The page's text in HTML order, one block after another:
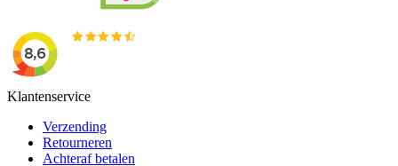
Klantenservice
Verzending
Retourneren
Achteraf betalen